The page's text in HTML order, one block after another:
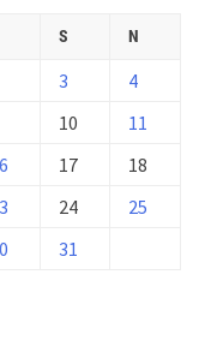
S N
3
4
10
11
17
18
24
25
31